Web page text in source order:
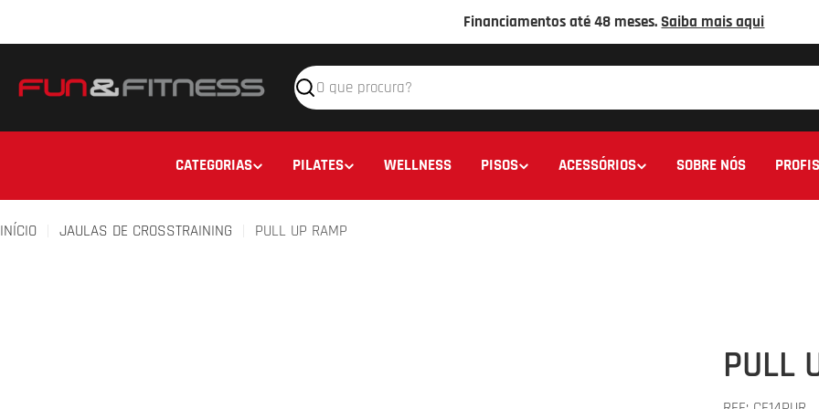
conteúdo
Financiamentos até 48 meses.Saiba mais aqui
Pesquisar
CATEGORIAS PILATES WELLNESS PISOS ACESSÓRIOS SOBRE NÓS
INÍCIO JAULAS DE CROSSTRAINING PULL UP RAMP
PULL